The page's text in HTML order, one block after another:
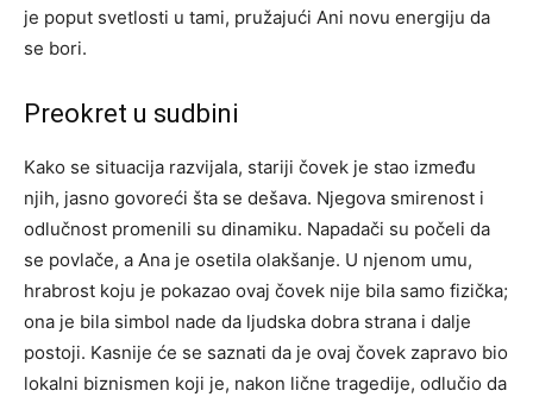
je poput svetlosti u tami, pružajući Ani novu energiju da
se bori.
Preokret u sudbini
Kako se situacija razvijala, stariji čovek je stao između
njih, jasno govoreći šta se dešava. Njegova smirenost i
odlučnost promenili su dinamiku. Napadači su počeli da
se povlače, a Ana je osetila olakšanje. U njenom umu,
hrabrost koju je pokazao ovaj čovek nije bila samo fizička;
ona je bila simbol nade da ljudska dobra strana i dalje
postoji. Kasnije će se saznati da je ovaj čovek zapravo bio
lokalni biznismen koji je, nakon lične tragedije, odlučio da